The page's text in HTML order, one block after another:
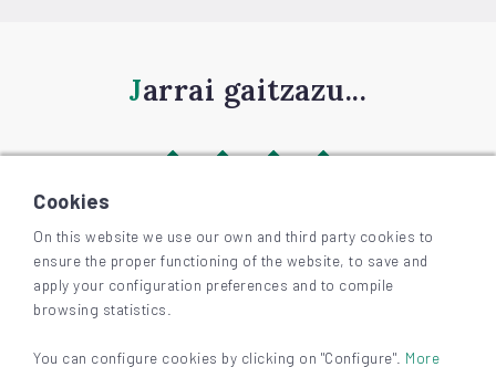
Jarrai gaitzazu...
©2026 BIZKAIAGARA
Irisgarritasuna
Lege-oharra eta pribatutasuna
Cookies
On this website we use our own and third party cookies to
ensure the proper functioning of the website, to save and
apply your configuration preferences and to compile
browsing statistics.
You can configure cookies by clicking on "Configure". More